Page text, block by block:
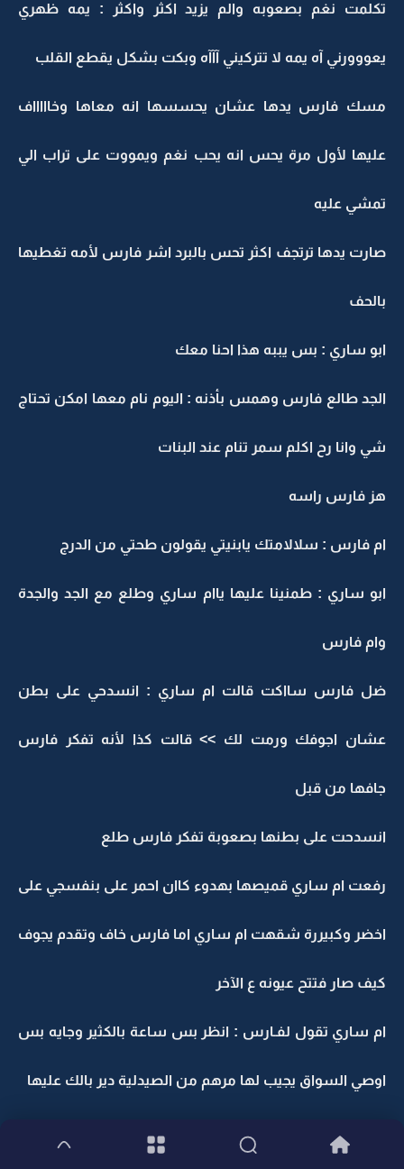
تكلمت نغم بصعوبه والم يزيد اكثر واكثر : يمه ظهري
يعووورني آه يمه لا تتركيني آآآه وبكت بشكل يقطع القلب
مسك فارس يدها عشان يحسسها انه معاها وخاااااف
عليها لأول مرة يحس انه يحب نغم ويمووت على تراب الي
تمشي عليه
صارت يدها ترتجف اكثر تحس بالبرد اشر فارس لأمه تغطيها
بالحف
ابو ساري : بس يببه هذا احنا معك
الجد طالع فارس وهمس بأذنه : اليوم نام معها امكن تحتاج
شي وانا رح اكلم سمر تنام عند البنات
هز فارس راسه
ام فارس : سلالامتك يابنيتي يقولون طحتي من الدرج
ابو ساري : طمنينا عليها ياام ساري وطلع مع الجد والجدة
وام فارس
ضل فارس سااكت قالت ام ساري : انسدحي على بطن
عشان اجوفك ورمت لك >> قالت كذا لأنه تفكر فارس
جافها من قبل
انسدحت على بطنها بصعوبة تفكر فارس طلع
رفعت ام ساري قميصها بهدوء كاان احمر على بنفسجي على
اخضر وكبيررة شقهت ام ساري اما فارس خاف وتقدم يجوف
كيف صار فتتح عيونه ع الآخر
ام ساري تقول لفـارس : انظر بس ساعة بالكثير وجايه بس
اوصي السواق يجيب لها مرهم من الصيدلية دير بالك عليها